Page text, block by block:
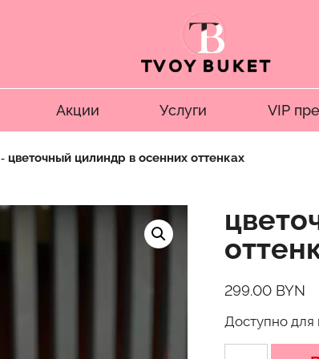
Акции Услуги VIP
‐ цветочный цилиндр в осенних оттенках
299.00 BYN
Доступно для